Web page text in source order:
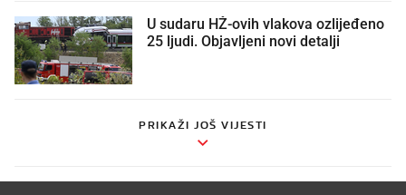
U sudaru HŽ-ovih vlakova ozlijeđeno
25 ljudi. Objavljeni novi detalji
PRIKAŽI JOŠ VIJESTI